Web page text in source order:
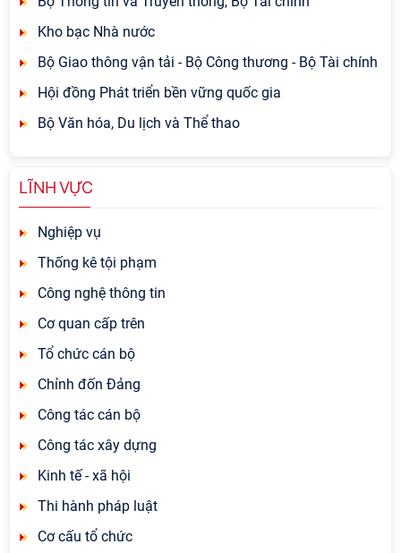
Kho bạc Nhà nước
Bộ Giao thông vận tải - Bộ Công thương - Bộ Tài chính
Hội đồng Phát triển bền vững quốc gia
Bộ Văn hóa, Du lịch và Thể thao
LĨNH VỰC
Nghiệp vụ
Thống kê tội phạm
Công nghệ thông tin
Cơ quan cấp trên
Tổ chức cán bộ
Chỉnh đốn Đảng
Công tác cán bộ
Công tác xây dựng
Kinh tế - xã hội
Thi hành pháp luật
Cơ cấu tổ chức